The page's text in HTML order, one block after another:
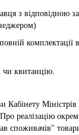
з відповідною
комплектації
чи квитанцію.
Кабінету
реалізацію
споживачів"